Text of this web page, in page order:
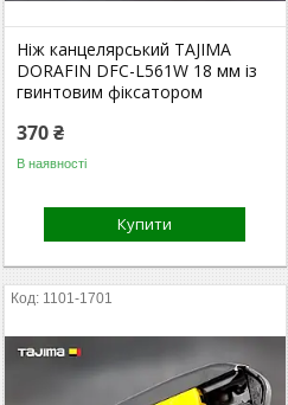
Ніж канцелярський TAJIMA
DORAFIN DFC-L561W 18 мм із
гвинтовим фіксатором
370 ₴
В наявності
Купити
1101-1701